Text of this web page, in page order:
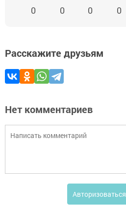
0 0 0 0
Расскажите друзьям
Нет комментариев
Авторизоваться